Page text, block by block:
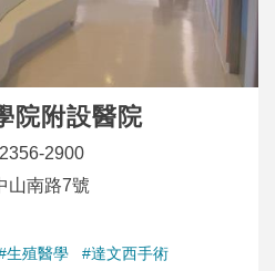
院附設醫院
2900
山南路7號
生殖醫學
#達文西手術